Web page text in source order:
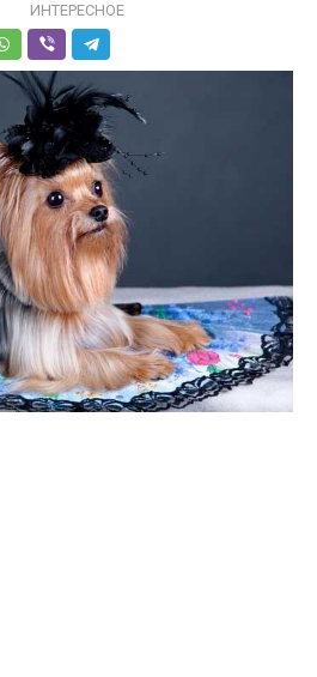
ИНТЕРЕСНОЕ